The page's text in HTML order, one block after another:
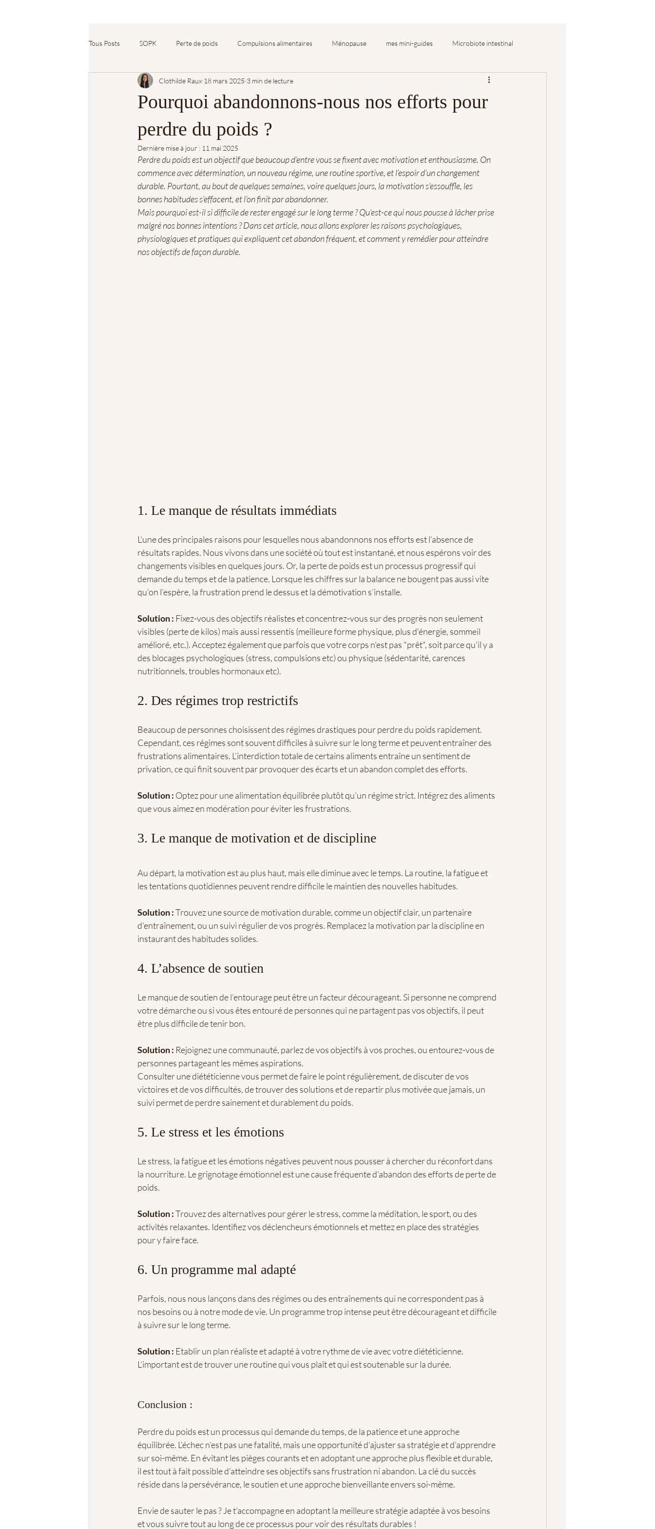
Tous Posts SOPK Perte de poids Compulsions alimentaires Ménopause mes mini-guides Microbiote intestinal
Rééquilibrage alimentaire Bien-être
Pourquoi abandonnons-nous nos efforts pour
perdre du poids ?
Clothilde Raux 18 mars 2025 3 min de lecture
Dernière mise à jour : 11 mai 2025
Perdre du poids est un objectif que beaucoup d’entre vous se fixent avec motivation et enthousiasme. On
commence avec détermination, un nouveau régime, une routine sportive, et l’espoir d’un changement
durable. Pourtant, au bout de quelques semaines, voire quelques jours, la motivation s’essouffle, les
bonnes habitudes s’effacent, et l’on finit par abandonner.
Mais pourquoi est-il si difficile de rester engagé sur le long terme ? Qu’est-ce qui nous pousse à lâcher prise
malgré nos bonnes intentions ? Dans cet article, nous allons explorer les raisons psychologiques,
physiologiques et pratiques qui expliquent cet abandon fréquent, et comment y remédier pour atteindre
nos objectifs de façon durable.
1. Le manque de résultats immédiats
L’une des principales raisons pour lesquelles nous abandonnons nos efforts est l’absence de
résultats rapides. Nous vivons dans une société où tout est instantané, et nous espérons voir des
changements visibles en quelques jours. Or, la perte de poids est un processus progressif qui
demande du temps et de la patience. Lorsque les chiffres sur la balance ne bougent pas aussi vite
qu’on l’espère, la frustration prend le dessus et la démotivation s’installe.
Solution : Fixez-vous des objectifs réalistes et concentrez-vous sur des progrès non seulement
visibles (perte de kilos) mais aussi ressentis (meilleure forme physique, plus d’énergie, sommeil
amélioré, etc.). Acceptez également que parfois que votre corps n'est pas "prêt", soit parce qu'il y a
des blocages psychologiques (stress, compulsions etc) ou physique (sédentarité, carences
nutritionnels, troubles hormonaux etc).
2. Des régimes trop restrictifs
Beaucoup de personnes choisissent des régimes drastiques pour perdre du poids rapidement.
Cependant, ces régimes sont souvent difficiles à suivre sur le long terme et peuvent entraîner des
frustrations alimentaires. L’interdiction totale de certains aliments entraîne un sentiment de
privation, ce qui finit souvent par provoquer des écarts et un abandon complet des efforts.
Solution : Optez pour une alimentation équilibrée plutôt qu’un régime strict. Intégrez des aliments
que vous aimez en modération pour éviter les frustrations.
3. Le manque de motivation et de discipline
Au départ, la motivation est au plus haut, mais elle diminue avec le temps. La routine, la fatigue et
les tentations quotidiennes peuvent rendre difficile le maintien des nouvelles habitudes.
Solution : Trouvez une source de motivation durable, comme un objectif clair, un partenaire
d’entraînement, ou un suivi régulier de vos progrès. Remplacez la motivation par la discipline en
instaurant des habitudes solides.
4. L’absence de soutien
Le manque de soutien de l’entourage peut être un facteur décourageant. Si personne ne comprend
votre démarche ou si vous êtes entouré de personnes qui ne partagent pas vos objectifs, il peut
être plus difficile de tenir bon.
Solution : Rejoignez une communauté, parlez de vos objectifs à vos proches, ou entourez-vous de
personnes partageant les mêmes aspirations.
Consulter une diététicienne vous permet de faire le point régulièrement, de discuter de vos
victoires et de vos difficultés, de trouver des solutions et de repartir plus motivée que jamais, un
suivi permet de perdre sainement et durablement du poids.
5. Le stress et les émotions
Le stress, la fatigue et les émotions négatives peuvent nous pousser à chercher du réconfort dans
la nourriture. Le grignotage émotionnel est une cause fréquente d’abandon des efforts de perte de
poids.
Solution : Trouvez des alternatives pour gérer le stress, comme la méditation, le sport, ou des
activités relaxantes. Identifiez vos déclencheurs émotionnels et mettez en place des stratégies
pour y faire face.
6. Un programme mal adapté
Parfois, nous nous lançons dans des régimes ou des entraînements qui ne correspondent pas à
nos besoins ou à notre mode de vie. Un programme trop intense peut être décourageant et difficile
à suivre sur le long terme.
Solution : Etablir un plan réaliste et adapté à votre rythme de vie avec votre diététicienne.
L’important est de trouver une routine qui vous plaît et qui est soutenable sur la durée.
Conclusion :
Perdre du poids est un processus qui demande du temps, de la patience et une approche
équilibrée. L’échec n’est pas une fatalité, mais une opportunité d’ajuster sa stratégie et d’apprendre
sur soi-même. En évitant les pièges courants et en adoptant une approche plus flexible et durable,
il est tout à fait possible d’atteindre ses objectifs sans frustration ni abandon. La clé du succès
réside dans la persévérance, le soutien et une approche bienveillante envers soi-même.
Envie de sauter le pas ? Je t'accompagne en adoptant la meilleure stratégie adaptée à vos besoins
et vous suivre tout au long de ce processus pour voir des résultats durables !